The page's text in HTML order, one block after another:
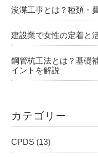
浚渫工事とは？種類・
建設業で女性の定着と
鋼管杭工法とは？基礎
イントを解説
カテゴリー
CPDS (13)